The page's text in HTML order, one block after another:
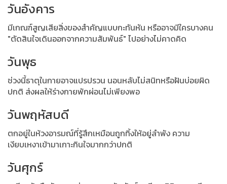
วันอังคาร
มีเกณฑ์สูญเสียสิ่งของสำคัญแบบกะทันหัน หรืออาจมีใครบางคน
"ตัดสินใจเดินออกจากความสัมพันธ์" ไปอย่างไม่คาดคิด
วันพุธ
ช่วงนี้ธาตุในกายอาจแปรปรวน นอนหลับไม่สนิทหรือฝันบ่อยผิด
ปกติ ส่งผลให้ร่างกายพักผ่อนไม่เพียงพอ
วันพฤหัสบดี
ตกอยู่ในห้วงอารมณ์ที่รู้สึกเหมือนถูกทิ้งให้อยู่ลำพัง ความ
เงียบเหงาเข้ามาเกาะกินใจมากกว่าปกติ
วันศุกร์